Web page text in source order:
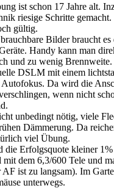
ist schon 17 Jahre alt.
riesige Schritte
gültig.
Bilder braucht es
Handy kann man
und zu wenig Brennweite.
DSLM mit einem
Da wird die
wenn nicht
unbedingt nötig, viele
Dämmerung. Da
viel Übung.
die Erfolgsquote kleiner 1%
mit dem 6,3/600 Tele und
AF ist zu langsam). Im
unterwegs.